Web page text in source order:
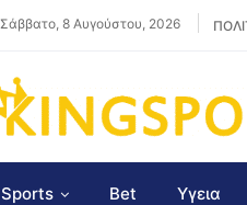
Σάββατο, 8 Αυγούστου, 2026
Sports Bet Υγεια